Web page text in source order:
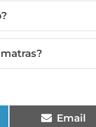
Email